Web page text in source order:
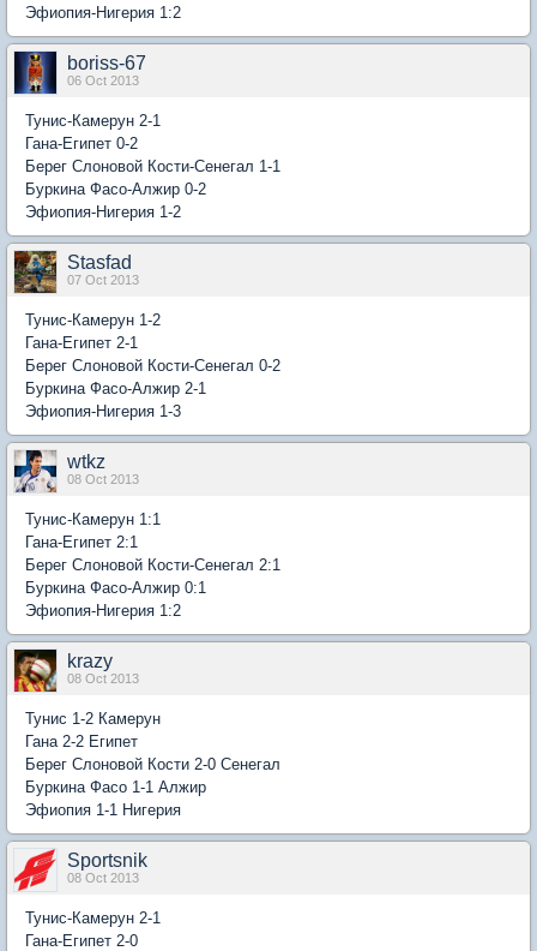
Эфиопия-Нигерия 1:2
boriss-67
06 Oct 2013
Тунис-Камерун 2-1
Гана-Египет 0-2
Берег Слоновой Кости-Сенегал 1-1
Буркина Фасо-Алжир 0-2
Эфиопия-Нигерия 1-2
Stasfad
07 Oct 2013
Тунис-Камерун 1-2
Гана-Египет 2-1
Берег Слоновой Кости-Сенегал 0-2
Буркина Фасо-Алжир 2-1
Эфиопия-Нигерия 1-3
wtkz
08 Oct 2013
Тунис-Камерун 1:1
Гана-Египет 2:1
Берег Слоновой Кости-Сенегал 2:1
Буркина Фасо-Алжир 0:1
Эфиопия-Нигерия 1:2
krazy
08 Oct 2013
Тунис 1-2 Камерун
Гана 2-2 Египет
Берег Слоновой Кости 2-0 Сенегал
Буркина Фасо 1-1 Алжир
Эфиопия 1-1 Нигерия
Sportsnik
08 Oct 2013
Тунис-Камерун 2-1
Гана-Египет 2-0